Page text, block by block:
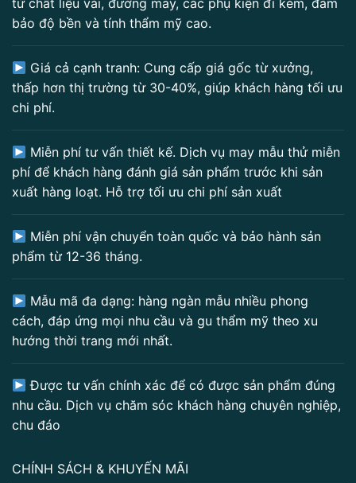
từ chất liệu vải, đường may, các phụ kiện đi kèm, đảm
bảo độ bền và tính thẩm mỹ cao.
Giá cả cạnh tranh: Cung cấp giá gốc từ xưởng,
thấp hơn thị trường từ 30-40%, giúp khách hàng tối ưu
chi phí.
Miễn phí tư vấn thiết kế. Dịch vụ may mẫu thử miễn
phí để khách hàng đánh giá sản phẩm trước khi sản
xuất hàng loạt. Hỗ trợ tối ưu chi phí sản xuất
Miễn phí vận chuyển toàn quốc và bảo hành sản
phẩm từ 12-36 tháng.
Mẫu mã đa dạng: hàng ngàn mẫu nhiều phong
cách, đáp ứng mọi nhu cầu và gu thẩm mỹ theo xu
hướng thời trang mới nhất.
Được tư vấn chính xác để có được sản phẩm đúng
nhu cầu. Dịch vụ chăm sóc khách hàng chuyên nghiệp,
chu đáo
CHÍNH SÁCH & KHUYẾN MÃI